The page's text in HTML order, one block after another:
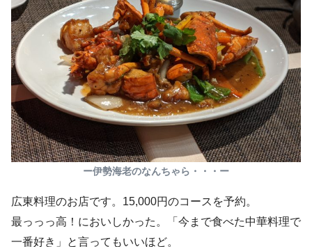
ー伊勢海老のなんちゃら・・・ー
広東料理のお店です。15,000円のコースを予約。
最っっっ高！においしかった。「今まで食べた中華料理で
一番好き」と言ってもいいほど。